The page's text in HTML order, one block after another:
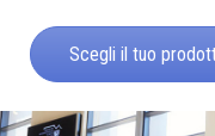
Scegli il tuo